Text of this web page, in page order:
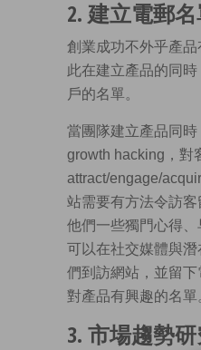
2. 建立電郵
創業成功不外乎產
此在建立產品的同
戶的名單。
當團隊建立產品同
growth hacking，對
attract/engage/
站需要有方法令訪
他們一些獨門心得
可以在社交媒體與
們到訪網站，並留
對產品有興趣的名單
3. 市場趨勢